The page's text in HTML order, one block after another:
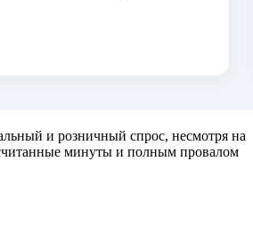
и розничный спрос, несмотря на
минуты и полным провалом